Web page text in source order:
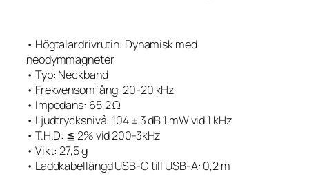
• Högtalardrivrutin: Dynamisk med
neodymmagneter
• Typ: Neckband
• Frekvensomfång: 20-20 kHz
• Impedans: 65,2 Ω
• Ljudtrycksnivå: 104 ± 3 dB 1 mW vid 1 kHz
• T.H.D: ≦ 2% vid 200-3kHz
• Vikt: 27,5 g
• Laddkabellängd USB-C till USB-A: 0,2 m